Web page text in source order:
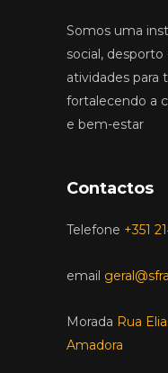
Somos uma
social,
atividades para
fortalecendo a
e bem-estar
Contactos
Telefone +351
email
Morada Rua
Amadora